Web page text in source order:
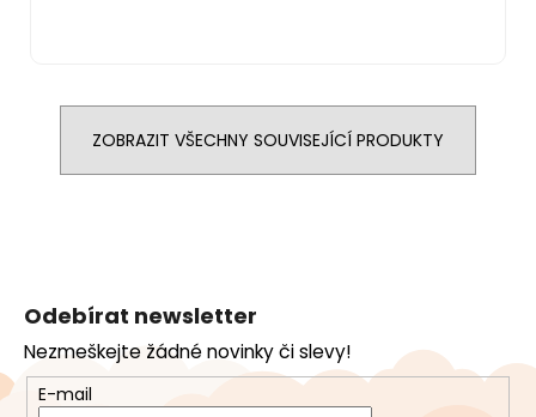
ZOBRAZIT VŠECHNY SOUVISEJÍCÍ PRODUKTY
a
t
Odebírat newsletter
Nezmeškejte žádné novinky či slevy!
E-mail